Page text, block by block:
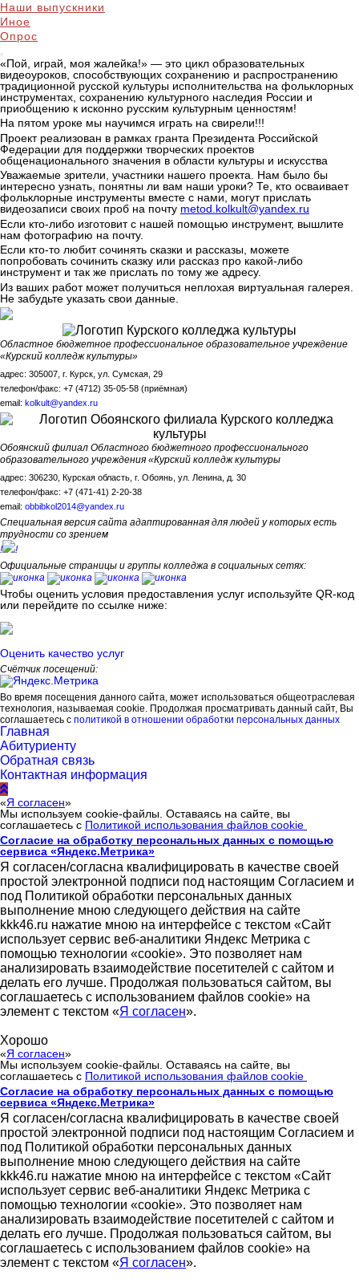
Наши выпускники
Иное
Опрос
«Пой, играй, моя жалейка!» — это цикл образовательных
видеоуроков, способствующих сохранению и распространению
традиционной русской культуры исполнительства на фольклорных
инструментах, сохранению культурного наследия России и
приобщению к исконно русским культурным ценностям!
На пятом уроке мы научимся играть на свирели!!!
Проект реализован в рамках гранта Президента Российской
Федерации для поддержки творческих проектов
общенационального значения в области культуры и искусства
Уважаемые зрители, участники нашего проекта. Нам было бы
интересно узнать, понятны ли вам наши уроки? Те, кто осваивает
фольклорные инструменты вместе с нами, могут прислать
видеозаписи своих проб на почту metod.kolkult@yandex.ru
Если кто-либо изготовит с нашей помощью инструмент, вышлите
нам фотографию на почту.
Если кто-то любит сочинять сказки и рассказы, можете
попробовать сочинить сказку или рассказ про какой-либо
инструмент и так же прислать по тому же адресу.
Из ваших работ может получиться неплохая виртуальная галерея.
Не забудьте указать свои данные.
Областное бюджетное профессиональное образовательное учреждение
«Курский колледж культуры»
адрес: 305007, г. Курск, ул. Сумская, 29
телефон/факс: +7 (4712) 35-05-58 (приёмная)
email: kolkult@yandex.ru
Обоянский филиал Областного бюджетного профессионального
образовательного учреждения «Курский колледж культуры
адрес: 306230, Курская область, г. Обоянь, ул. Ленина, д. 30
телефон/факс: +7 (471-41) 2-20-38
email: obbibkol2014@yandex.ru
Специальная версия сайта адаптированная для людей у которых есть
трудности со зрением
!
!
Официальные страницы и группы колледжа в социальных сетях:
Чтобы оценить условия предоставления услуг используйте QR-код
или перейдите по ссылке ниже:
Оценить качество услуг
Счётчик посещений:
Во время посещения данного сайта, может использоваться общеотраслевая
технология, называемая cookie. Продолжая просматривать данный сайт, Вы
соглашаетесь с политикой в отношении обработки персональных данных
Главная
Абитуриенту
Обратная связь
Контактная информация
«Я согласен»
Мы используем cookie-файлы. Оставаясь на сайте, вы
соглашаетесь с Политикой использования файлов cookie
Согласие на обработку персональных данных с помощью
сервиса «Яндекс.Метрика»
Я согласен/согласна квалифицировать в качестве своей
простой электронной подписи под настоящим Согласием и
под Политикой обработки персональных данных
выполнение мною следующего действия на сайте
kkk46.ru нажатие мною на интерфейсе с текстом «Сайт
использует сервис веб-аналитики Яндекс Метрика с
помощью технологии «cookie». Это позволяет нам
анализировать взаимодействие посетителей с сайтом и
делать его лучше. Продолжая пользоваться сайтом, вы
соглашаетесь с использованием файлов cookie» на
элемент с текстом «Я согласен».
Хорошо
«Я согласен»
Мы используем cookie-файлы. Оставаясь на сайте, вы
соглашаетесь с Политикой использования файлов cookie
Согласие на обработку персональных данных с помощью
сервиса «Яндекс.Метрика»
Я согласен/согласна квалифицировать в качестве своей
простой электронной подписи под настоящим Согласием и
под Политикой обработки персональных данных
выполнение мною следующего действия на сайте
kkk46.ru нажатие мною на интерфейсе с текстом «Сайт
использует сервис веб-аналитики Яндекс Метрика с
помощью технологии «cookie». Это позволяет нам
анализировать взаимодействие посетителей с сайтом и
делать его лучше. Продолжая пользоваться сайтом, вы
соглашаетесь с использованием файлов cookie» на
элемент с текстом «Я согласен».